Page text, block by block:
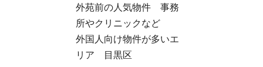
外苑前の人気物件 事務
所やクリニックなど
外国人向け物件が多いエ
リア 目黒区